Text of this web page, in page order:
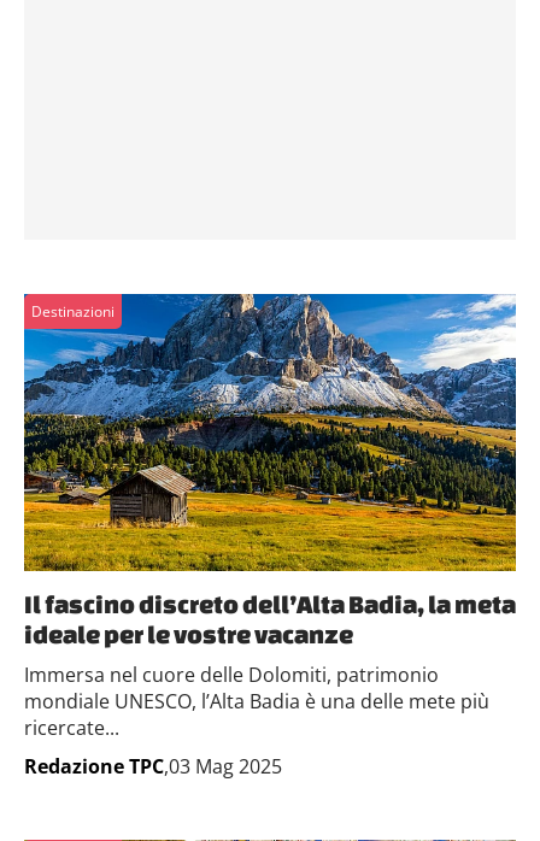
Destinazioni
Il fascino discreto dell’Alta Badia, la meta
ideale per le vostre vacanze
Immersa nel cuore delle Dolomiti, patrimonio
mondiale UNESCO, l’Alta Badia è una delle mete più
ricercate...
Redazione TPC,03 Mag 2025